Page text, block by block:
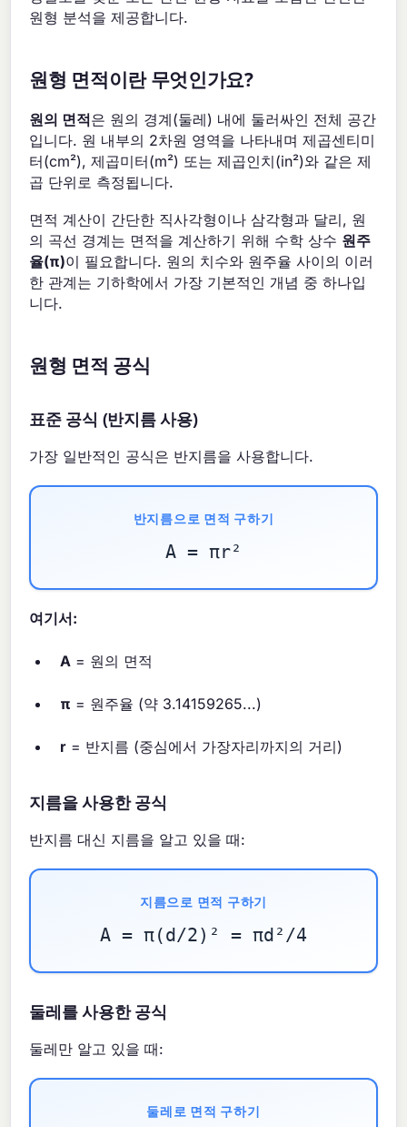
원형 분석을 제공합니다.
원형 면적이란 무엇인가요?
원의 면적은 원의 경계(둘레) 내에 둘러싸인 전체 공간
입니다. 원 내부의 2차원 영역을 나타내며 제곱센티미
터(cm²), 제곱미터(m²) 또는 제곱인치(in²)와 같은 제
곱 단위로 측정됩니다.
면적 계산이 간단한 직사각형이나 삼각형과 달리, 원
의 곡선 경계는 면적을 계산하기 위해 수학 상수 원주
율(π)이 필요합니다. 원의 치수와 원주율 사이의 이러
한 관계는 기하학에서 가장 기본적인 개념 중 하나입
니다.
원형 면적 공식
표준 공식 (반지름 사용)
가장 일반적인 공식은 반지름을 사용합니다.
반지름으로 면적 구하기
A = πr²
여기서:
A = 원의 면적
π = 원주율 (약 3.14159265...)
r = 반지름 (중심에서 가장자리까지의 거리)
지름을 사용한 공식
반지름 대신 지름을 알고 있을 때:
지름으로 면적 구하기
A = π(d/2)² = πd²/4
둘레를 사용한 공식
둘레만 알고 있을 때:
둘레로 면적 구하기